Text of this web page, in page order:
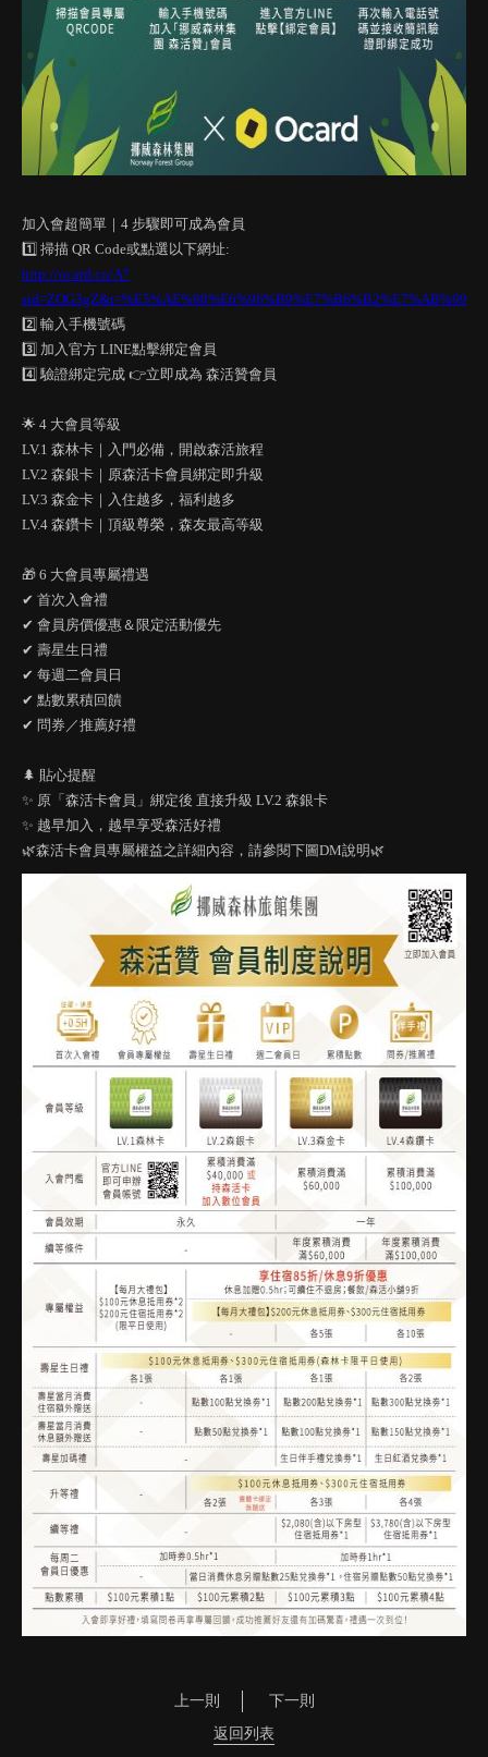
加入會超簡單｜4 步驟即可成為會員
1️⃣ 掃描 QR Code或點選以下網址:
http://ocard.co/A?
sid=ZOG3gZ&t=%E5%AE%98%E6%96%B9%E7%B6%B2%E7%AB%99
2️⃣ 輸入手機號碼
3️⃣ 加入官方 LINE點擊綁定會員
4️⃣ 驗證綁定完成 👉立即成為 森活贊會員
🌟 4 大會員等級
LV.1 森林卡｜入門必備，開啟森活旅程
LV.2 森銀卡｜原森活卡會員綁定即升級
LV.3 森金卡｜入住越多，福利越多
LV.4 森鑽卡｜頂級尊榮，森友最高等級
🎁 6 大會員專屬禮遇
✔ 首次入會禮
✔ 會員房價優惠＆限定活動優先
✔ 壽星生日禮
✔ 每週二會員日
✔ 點數累積回饋
✔ 問券／推薦好禮
🌲 貼心提醒
✨ 原「森活卡會員」綁定後 直接升級 LV.2 森銀卡
✨ 越早加入，越早享受森活好禮
🌿森活卡會員專屬權益之詳細內容，請參閱下圖DM說明🌿
上一則
下一則
返回列表